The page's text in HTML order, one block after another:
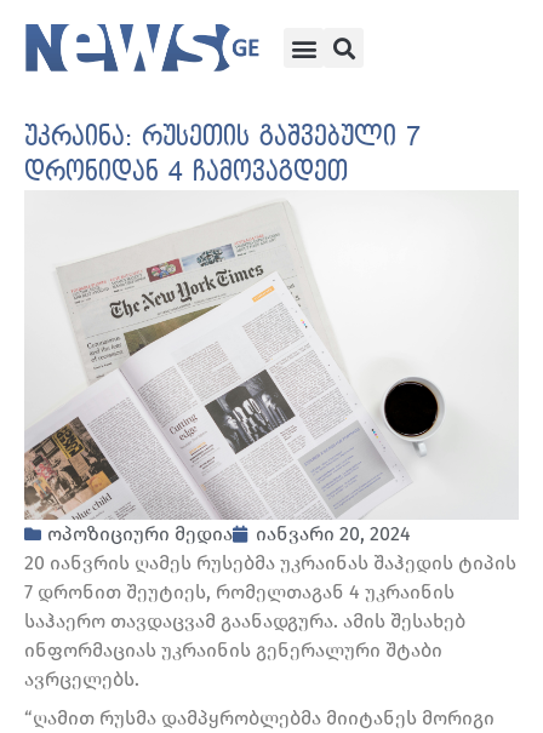
უკრაინა: რუსეთის გაშვებული 7
დრონიდან 4 ჩამოვაგდეთ
ოპოზიციური მედია
იანვარი 20, 2024
20 იანვრის ღამეს რუსებმა უკრაინას შაჰედის ტიპის
7 დრონით შეუტიეს, რომელთაგან 4 უკრაინის
საჰაერო თავდაცვამ გაანადგურა. ამის შესახებ
ინფორმაციას უკრაინის გენერალური შტაბი
ავრცელებს.
“ღამით რუსმა დამპყრობლებმა მიიტანეს მორიგი